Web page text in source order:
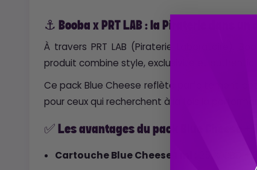
⚓ Booba x PRT LAB : la Piraterie dans un
À travers PRT LAB (Piraterie Laboratoire),
produit combine style, exclusivité et
Ce pack Blue Cheese reflète parfaitement
pour ceux qui recherchent à la fois la
✅ Les avantages du pack Blue Cheese +
Cartouche Blue Cheese 1 ml :
25 % CBD +